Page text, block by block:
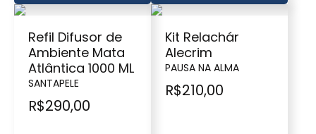
Refil Difusor de
Ambiente Mata
Atlântica 1000 ML
SANTAPELE
R$290,00
Kit Relachár
Alecrim
PAUSA NA ALMA
R$210,00